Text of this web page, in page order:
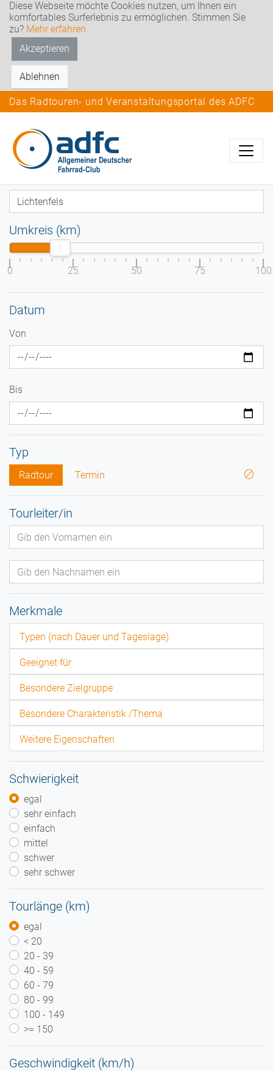
Diese Webseite möchte Cookies nutzen, um Ihnen ein
komfortables Surferlebnis zu ermöglichen. Stimmen Sie
zu? Mehr erfahren
Akzeptieren
Ablehnen
Das Radtouren- und Veranstaltungsportal des ADFC
Umkreis (km)
0 25 50 75 100
Datum
Von
Bis
Typ
Radtour Termin
Tourleiter/in
Merkmale
Typen (nach Dauer und Tageslage)
Geeignet für
Besondere Zielgruppe
Besondere Charakteristik /Thema
Weitere Eigenschaften
Schwierigkeit
egal
sehr einfach
einfach
mittel
schwer
sehr schwer
Tourlänge (km)
egal
< 20
20 - 39
40 - 59
60 - 79
80 - 99
100 - 149
>= 150
Geschwindigkeit (km/h)